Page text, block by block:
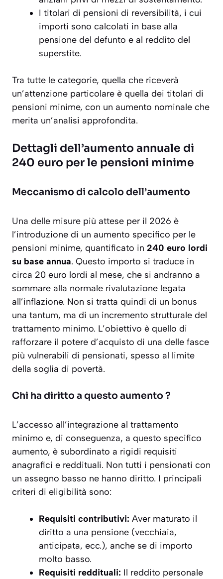
I titolari di pensioni di reversibilità, i cui
importi sono calcolati in base alla
pensione del defunto e al reddito del
superstite.
Tra tutte le categorie, quella che riceverà
un’attenzione particolare è quella dei titolari di
pensioni minime, con un aumento nominale che
merita un’analisi approfondita.
Dettagli dell’aumento annuale di
240 euro per le pensioni minime
Meccanismo di calcolo dell’aumento
Una delle misure più attese per il 2026 è
l’introduzione di un aumento specifico per le
pensioni minime, quantificato in 240 euro lordi
su base annua. Questo importo si traduce in
circa 20 euro lordi al mese, che si andranno a
sommare alla normale rivalutazione legata
all’inflazione. Non si tratta quindi di un bonus
una tantum, ma di un incremento strutturale del
trattamento minimo. L’obiettivo è quello di
rafforzare il potere d’acquisto di una delle fasce
più vulnerabili di pensionati, spesso al limite
della soglia di povertà.
Chi ha diritto a questo aumento ?
L’accesso all’integrazione al trattamento
minimo e, di conseguenza, a questo specifico
aumento, è subordinato a rigidi requisiti
anagrafici e reddituali. Non tutti i pensionati con
un assegno basso ne hanno diritto. I principali
criteri di eligibilità sono:
Requisiti contributivi: Aver maturato il
diritto a una pensione (vecchiaia,
anticipata, ecc.), anche se di importo
molto basso.
Requisiti reddituali: Il reddito personale